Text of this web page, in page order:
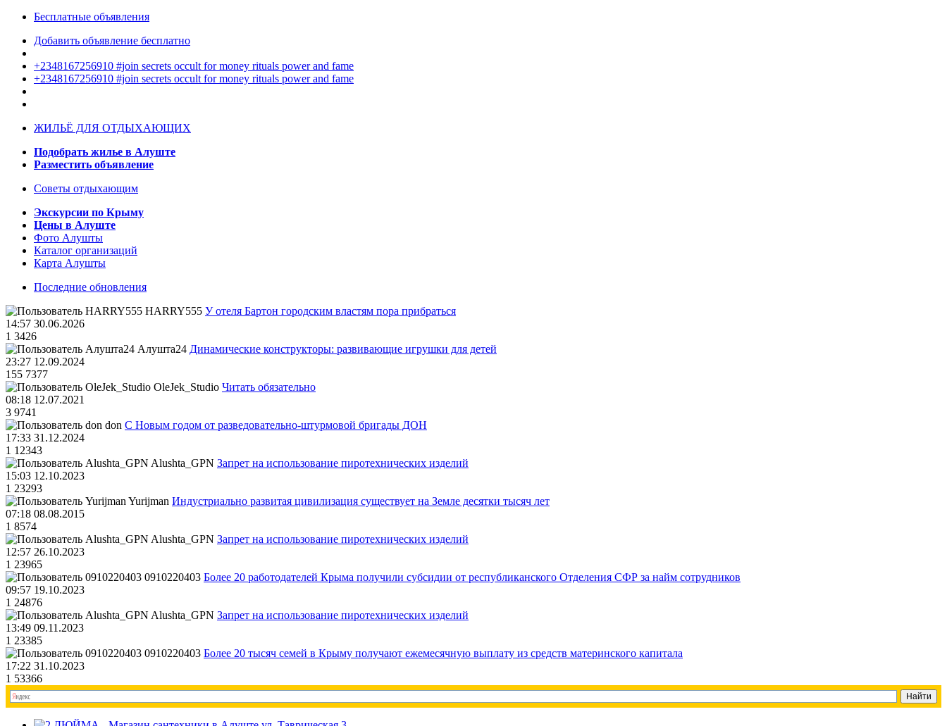
Бесплатные объявления
Добавить объявление бесплатно
+2348167256910 #join secrets occult for money rituals power and fame
+2348167256910 #join secrets occult for money rituals power and fame
ЖИЛЬЁ ДЛЯ ОТДЫХАЮЩИХ
Подобрать жилье в Алуште
Разместить объявление
Советы отдыхающим
Экскурсии по Крыму
Цены в Алуште
Фото Алушты
Каталог организаций
Карта Алушты
Последние обновления
HARRY555 У отеля Бартон городским властям пора прибраться
14:57 30.06.2026
1 3426
Алушта24 Динамические конструкторы: развивающие игрушки для детей
23:27 12.09.2024
155 7377
OleJek_Studio Читать обязательно
08:18 12.07.2021
3 9741
don С Новым годом от разведовательно-штурмовой бригады ДОН
17:33 31.12.2024
1 12343
Alushta_GPN Запрет на использование пиротехнических изделий
15:03 12.10.2023
1 23293
Yurijman Индустриально развитая цивилизация существует на Земле десятки тысяч лет
07:18 08.08.2015
1 8574
Alushta_GPN Запрет на использование пиротехнических изделий
12:57 26.10.2023
1 23965
0910220403 Более 20 работодателей Крыма получили субсидии от республиканского Отделения СФР за найм сотрудников
09:57 19.10.2023
1 24876
Alushta_GPN Запрет на использование пиротехнических изделий
13:49 09.11.2023
1 23385
0910220403 Более 20 тысяч семей в Крыму получают ежемесячную выплату из средств материнского капитала
17:22 31.10.2023
1 53366